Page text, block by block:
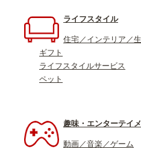
ライフスタイル
住宅／インテリア／
ギフト
ライフスタイルサービス
ペット
趣味・エンターテイ
動画／音楽／ゲーム